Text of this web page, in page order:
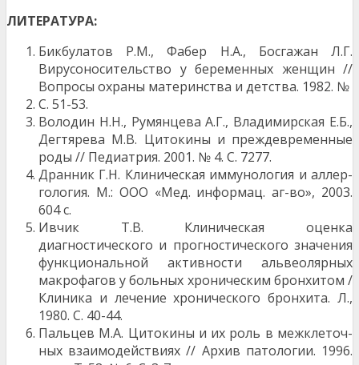
ЛИТЕРАТУРА:
Бикбулатов Р.М., Фабер Н.А., Босгажан Л.Г.
Вирусоносительство у беременных женщин //
Воп­росы охраны материнства и детства. 1982. №
С. 51-53.
Володин Н.Н., Румянцева А.Г., Владимирская Е.Б.,
Дегтярева М.В. Цитокины и преждевремен­ные
роды // Педиатрия. 2001. № 4. С. 72­77.
Дранник Г.Н. Клиническая иммунология и аллер­
гология. М.: ООО «Мед. информац. аг-во», 2003.
604 с.
Ивчик Т.В. Клиническая оценка
диагностического и прогностического значения
функциональной активности альвеолярных
макрофагов у больных хроническим бронхитом /
Клиника и лечение хронического бронхита. Л.,
1980. С. 40-44.
Пальцев М.А. Цитокины и их роль в межклеточ­
ных взаимодействиях // Архив патологии. 1996.